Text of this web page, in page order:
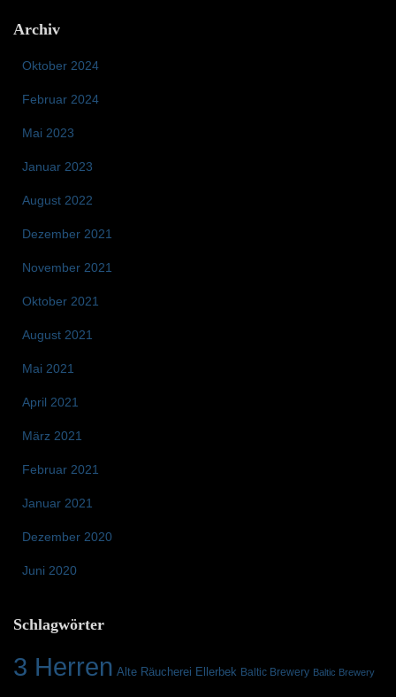
Archiv
Oktober 2024
Februar 2024
Mai 2023
Januar 2023
August 2022
Dezember 2021
November 2021
Oktober 2021
August 2021
Mai 2021
April 2021
März 2021
Februar 2021
Januar 2021
Dezember 2020
Juni 2020
Schlagwörter
3 Herren Alte Räucherei Ellerbek Baltic Brewery Baltic Brewery